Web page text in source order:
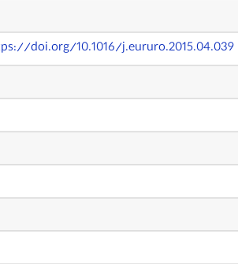
doi.org/10.1016/j.eururo.2015.04.039